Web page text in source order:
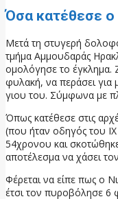
Όσα κατέθεσε ο
Μετά τη στυγερή
τμήμα Αμμουδαράς
ομολόγησε το έγκλημα.
φυλακή, να περάσει για
γιου του. Σύμφωνα με
Όπως κατέθεσε στις
(που ήταν οδηγός του
54χρονου και
αποτέλεσμα να χάσει
Φέρεται να είπε πως ο
έτσι τον πυροβόλησε 6